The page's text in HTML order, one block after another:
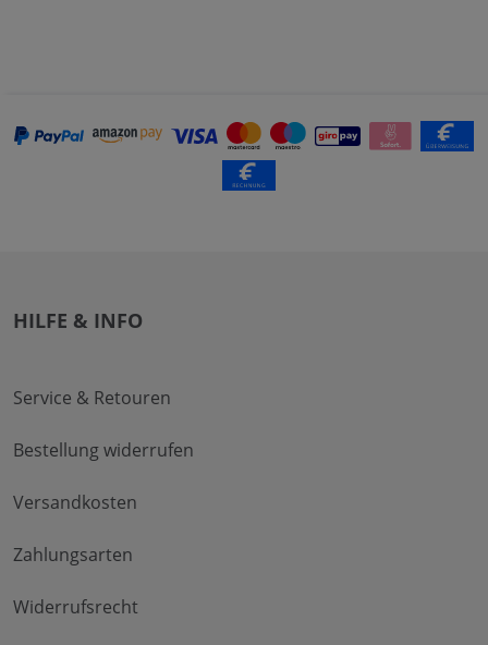
HILFE & INFO
Service & Retouren
Bestellung widerrufen
Versandkosten
Zahlungsarten
Widerrufsrecht